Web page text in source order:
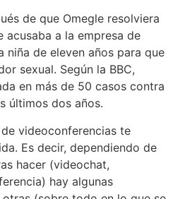
de que Omegle resolviera
acusaba a la empresa de
niña de eleven años para que
sexual. Según la BBC,
en más de 50 casos contra
últimos dos años.
videoconferencias te
Es decir, dependiendo de
hacer (videochat,
hay algunas